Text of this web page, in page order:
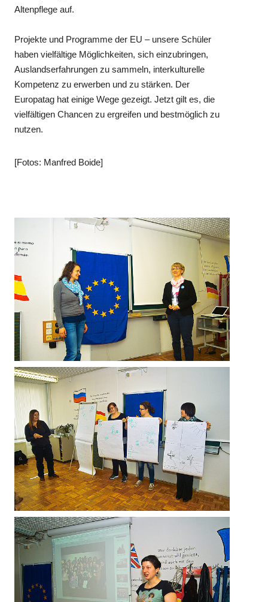
Altenpflege auf.
Projekte und Programme der EU – unsere Schüler
haben vielfältige Möglichkeiten, sich einzubringen,
Auslandserfahrungen zu sammeln, interkulturelle
Kompetenz zu erwerben und zu stärken. Der
Europatag hat einige Wege gezeigt. Jetzt gilt es, die
vielfältigen Chancen zu ergreifen und bestmöglich zu
nutzen.
[Fotos: Manfred Boide]